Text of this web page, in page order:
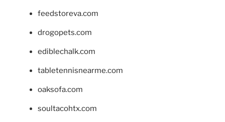
feedstoreva.com
drogopets.com
ediblechalk.com
tabletennisnearme.com
oaksofa.com
soultacohtx.com